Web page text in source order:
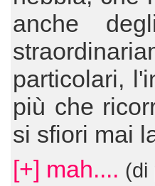
anche
particolari,
più che
si sfiori mai
[+] mah.... (di